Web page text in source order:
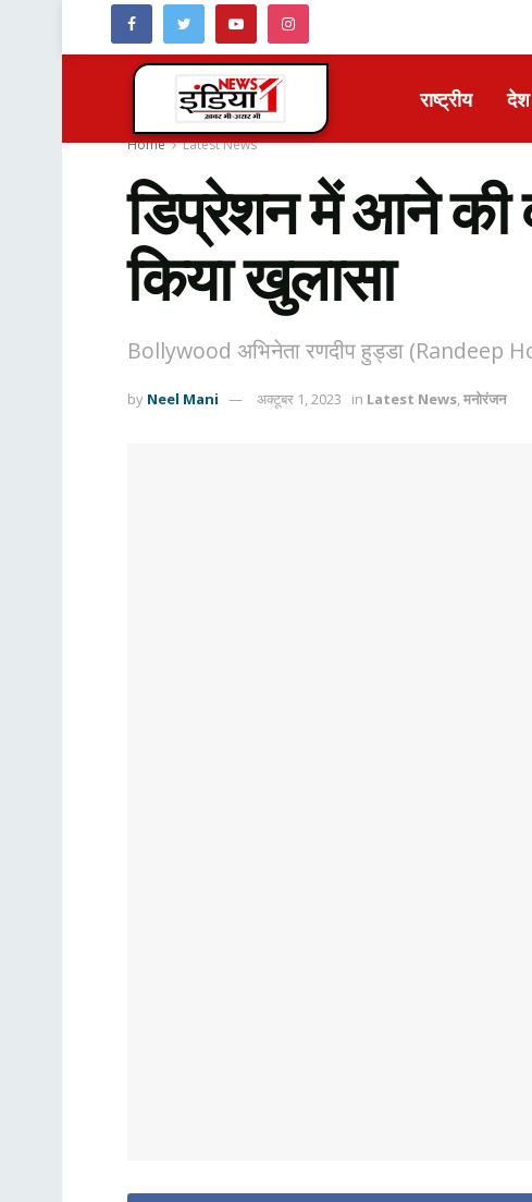
राष्ट्रीय देश
Home Latest News
डिप्रेशन में आने
किया खुलासा
Bollywood अभिनेता रणदीप हुड्डा (Randeep
by Neel Mani अक्टूबर 1, 2023 in Latest News,मनोरंजन